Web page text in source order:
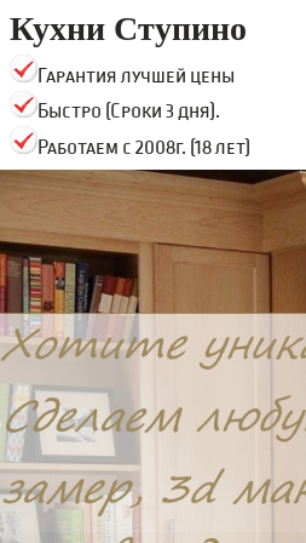
Кухни Ступино
Гарантия лучшей цены
Быстро (Сроки 3 дня).
Работаем с 2008г. (18 лет)